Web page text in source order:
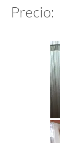
Precio: